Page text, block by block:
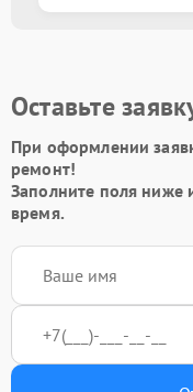
Оставьте
При оформлении
ремонт!
Заполните поля
время.